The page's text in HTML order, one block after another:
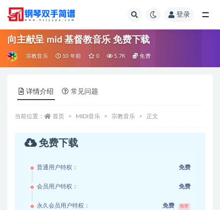
登录
向主献呈 mid 基督教音乐 免费下载
宗教音乐 10 年前 0 5.7K 免费
详情介绍 常见问题
当前位置： 首页 MIDI音乐 宗教音乐 正文
免费下载
普通用户特权： 免费
会员用户特权： 免费
永久会员用户特权： 免费 推荐